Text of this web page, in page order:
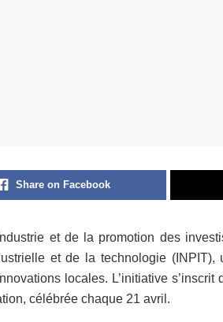
Share on Facebook
et de la promotion des
et de la technologie (INPIT),
locales. L’initiative
célébrée chaque 21 avril.